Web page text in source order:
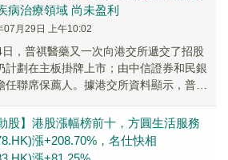
病治療領域 尚未盈利
07月29日 上午10:02
，普祺醫藥又一次向港交所遞交了招股
計劃在主板掛牌上市；由中信證券和民銀
任聯席保薦人。據港交所資料顯示，普祺
股】港股漲幅榜前十，方圓生活服務
漲+208.70%，名仕快相